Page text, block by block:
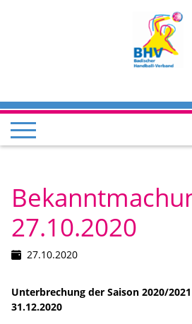
27.10.2020
27.10.2020
Unterbrechung der Saison 2020/
31.12.2020